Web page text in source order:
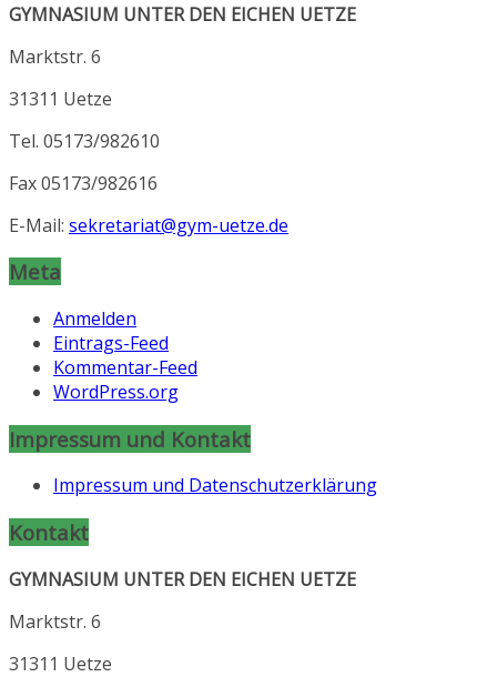
GYMNASIUM UNTER DEN EICHEN UETZE
Marktstr. 6
31311 Uetze
Tel. 05173/982610
Fax 05173/982616
E-Mail: sekretariat@gym-uetze.de
Meta
Anmelden
Eintrags-Feed
Kommentar-Feed
WordPress.org
Impressum und Kontakt
Impressum und Datenschutzerklärung
Kontakt
GYMNASIUM UNTER DEN EICHEN UETZE
Marktstr. 6
31311 Uetze